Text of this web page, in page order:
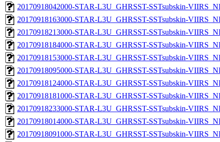
20170918042000-STAR-L3U_GHRSST-SSTsubskin-
20170918163000-STAR-L3U_GHRSST-SSTsubskin-
20170918213000-STAR-L3U_GHRSST-SSTsubskin-
20170918184000-STAR-L3U_GHRSST-SSTsubskin-
20170918153000-STAR-L3U_GHRSST-SSTsubskin-
20170918095000-STAR-L3U_GHRSST-SSTsubskin-
20170918124000-STAR-L3U_GHRSST-SSTsubskin-
20170918181000-STAR-L3U_GHRSST-SSTsubskin-
20170918233000-STAR-L3U_GHRSST-SSTsubskin-
20170918014000-STAR-L3U_GHRSST-SSTsubskin-
20170918091000-STAR-L3U_GHRSST-SSTsubskin-